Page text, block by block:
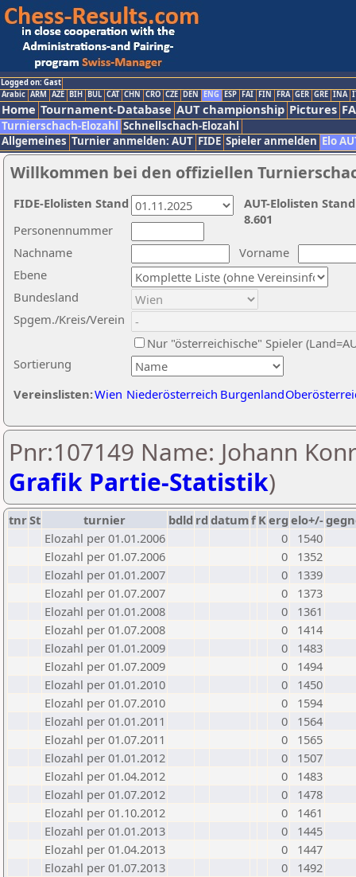
Logged on: Gast
Arabic ARM AZE BIH BUL CAT CHN CRO CZE DEN ENG ESP FAI FIN FRA GER GRE INA
Home Tournament-Database AUT championship Pictures
Turnierschach-Elozahl Schnellschach-Elozahl
Allgemeines Turnier anmelden: AUT FIDE Spieler anmelden Elo
Willkommen bei den offiziellen
Nachname
Vorname
Ebene
Sortierung
Personennummer
Bundesland
Spgem./Kreis/Verein
Nur "österreichische" Spieler
Vereinslisten:Wien Niederösterreich Burgenland
AUT-Elolisten
8.601
FIDE-Elolisten Stand
Pnr:107149 Name: Johann
Grafik Partie-Statistik)
tnrSt turnier bdld rd datumf Kerg elo+/-
Elozahl per 01.01.2006
0
1540
Elozahl per 01.07.2006
0
1352
Elozahl per 01.01.2007
0
1339
Elozahl per 01.07.2007
0
1373
Elozahl per 01.01.2008
0
1361
Elozahl per 01.07.2008
0
1414
Elozahl per 01.01.2009
0
1483
Elozahl per 01.07.2009
0
1494
Elozahl per 01.01.2010
0
1450
Elozahl per 01.07.2010
0
1594
Elozahl per 01.01.2011
0
1564
Elozahl per 01.07.2011
0
1565
Elozahl per 01.01.2012
0
1507
Elozahl per 01.04.2012
0
1483
Elozahl per 01.07.2012
0
1478
Elozahl per 01.10.2012
0
1461
Elozahl per 01.01.2013
0
1445
Elozahl per 01.04.2013
0
1447
Elozahl per 01.07.2013
0
1492